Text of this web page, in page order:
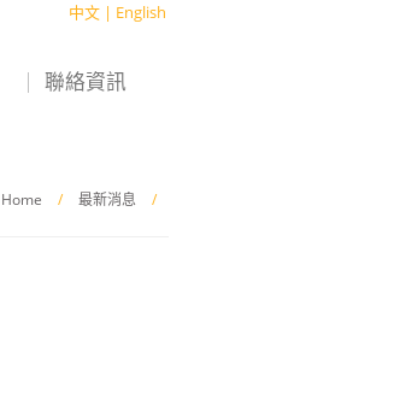
中文 | English
聯絡資訊
Home / 最新消息 /